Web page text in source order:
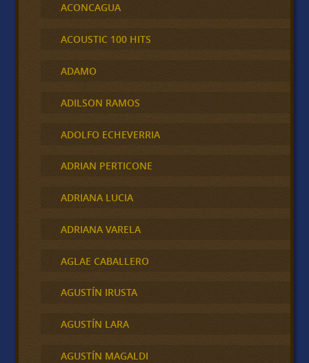
ACONCAGUA
ACOUSTIC 100 HITS
ADAMO
ADILSON RAMOS
ADOLFO ECHEVERRIA
ADRIAN PERTICONE
ADRIANA LUCIA
ADRIANA VARELA
AGLAE CABALLERO
AGUSTÍN IRUSTA
AGUSTÍN LARA
AGUSTÍN MAGALDI